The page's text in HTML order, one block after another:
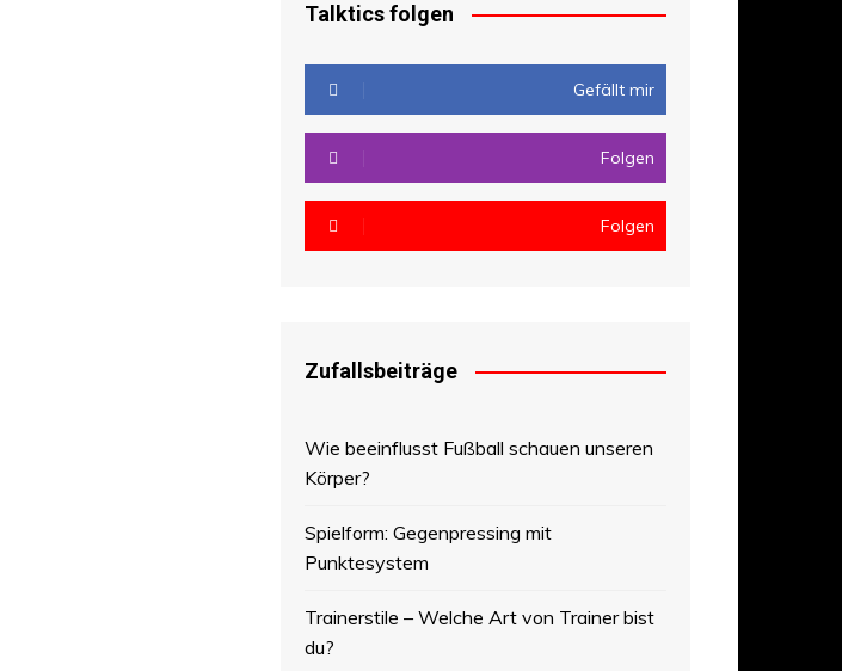
Talktics folgen
Gefällt mir
Folgen
Folgen
Zufallsbeiträge
Wie beeinflusst Fußball schauen unseren
Körper?
Spielform: Gegenpressing mit
Punktesystem
Trainerstile – Welche Art von Trainer bist
du?